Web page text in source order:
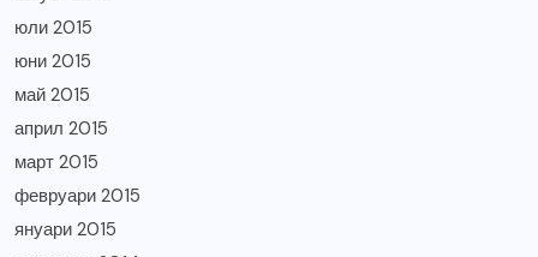
юли 2015
юни 2015
май 2015
април 2015
март 2015
февруари 2015
януари 2015